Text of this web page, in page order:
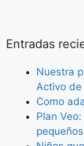
Entradas
Nuestra
Activo de
Como
Plan